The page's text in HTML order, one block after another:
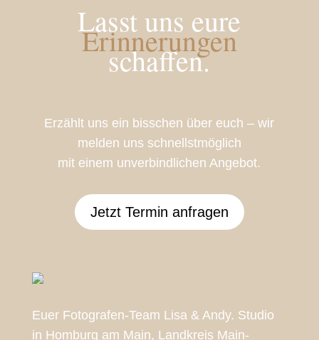
Lasst uns eure
Erinnerungen
schaffen.
Erzählt uns ein bisschen über euch – wir
melden uns schnellstmöglich
mit einem unverbindlichen Angebot.
Jetzt Termin anfragen
Euer Fotografen-Team Lisa & Andy. Studio
in Homburg am Main, Landkreis Main-